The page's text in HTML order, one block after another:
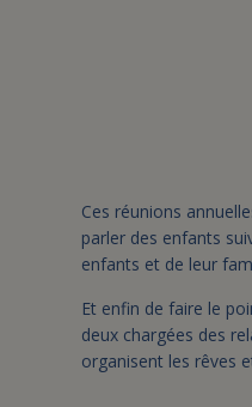
Ces réunions
parler des enfants
enfants et de leur
Et enfin de faire le
deux chargées des
organisent les rêves